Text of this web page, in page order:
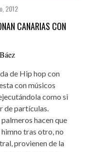
2012
CANARIAS CON
de Hip hop con
con músicos
como si
de partículas.
hacen que
tras otro, no
provienen de la